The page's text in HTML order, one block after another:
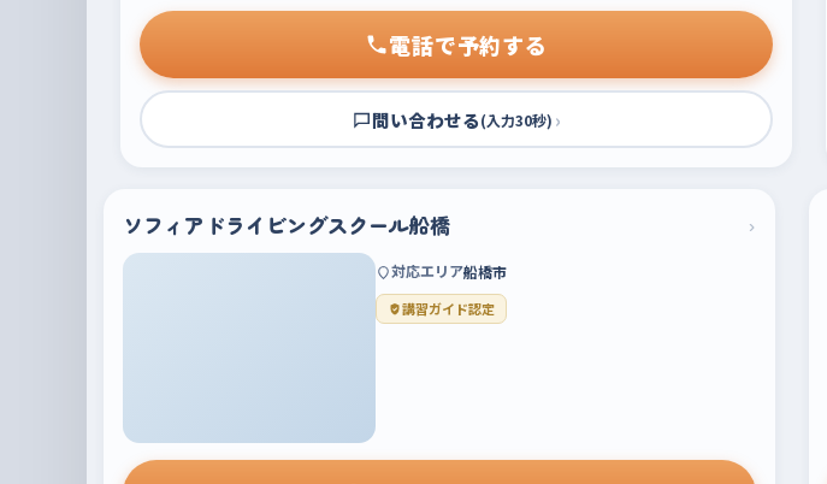
電話で予約する
問い合わせる(入力30秒) ›
ソフィアドライビングスクール船橋 ›
対応エリア船橋市
講習ガイド認定